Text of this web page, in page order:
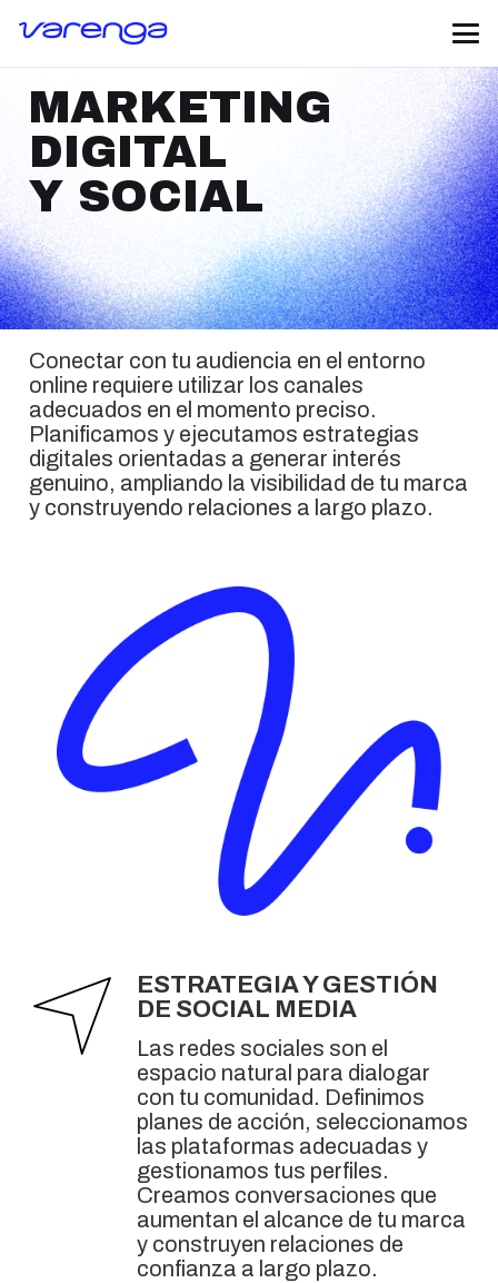
MARKETING
DIGITAL
Y SOCIAL
Conectar con tu audiencia en el entorno
online requiere utilizar los canales
adecuados en el momento preciso.
Planificamos y ejecutamos estrategias
digitales orientadas a generar interés
genuino, ampliando la visibilidad de tu marca
y construyendo relaciones a largo plazo.
ESTRATEGIA Y GESTIÓN
DE SOCIAL MEDIA
Las redes sociales son el
espacio natural para dialogar
con tu comunidad. Definimos
planes de acción, seleccionamos
las plataformas adecuadas y
gestionamos tus perfiles.
Creamos conversaciones que
aumentan el alcance de tu marca
y construyen relaciones de
confianza a largo plazo.